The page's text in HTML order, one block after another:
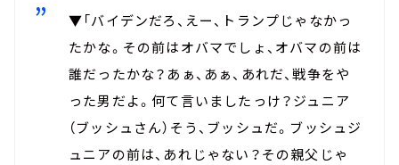
▼「バイデンだろ、えー、トランプじゃなかっ
たかな。その前はオバマでしょ、オバマの前は
誰だったかな？あぁ、あぁ、あれだ、戦争をや
った男だよ。何て言いましたっけ？ジュニア
（ブッシュさん）そう、ブッシュだ。ブッシュジ
ュニアの前は、あれじゃない？その親父じゃ